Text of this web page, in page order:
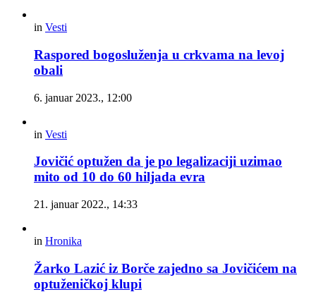
in Vesti
Raspored bogosluženja u crkvama na levoj
obali
6. januar 2023., 12:00
in Vesti
Jovičić optužen da je po legalizaciji uzimao
mito od 10 do 60 hiljada evra
21. januar 2022., 14:33
in Hronika
Žarko Lazić iz Borče zajedno sa Jovičićem na
optuženičkoj klupi